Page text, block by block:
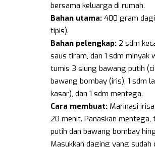
bersama keluarga di rumah.
Bahan utama: 400 gram
tipis).
Bahan pelengkap: 2 sdm
saus tiram, dan 1 sdm minyak
tumis 3 siung bawang putih
bawang bombay (iris), 1 sdm
kasar), dan 1 sdm mentega.
Cara membuat: Marinasi
20 menit. Panaskan mentega,
putih dan bawang bombay
Masukkan daging yang sudah